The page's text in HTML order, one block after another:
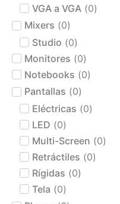
VGA a VGA (0)
Mixers (0)
Studio (0)
Monitores (0)
Notebooks (0)
Pantallas (0)
Eléctricas (0)
LED (0)
Multi-Screen (0)
Retráctiles (0)
Rígidas (0)
Tela (0)